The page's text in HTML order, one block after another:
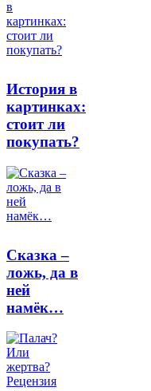
История в
картинках:
стоит ли
покупать?
Сказка –
ложь, да в
ней
намёк…